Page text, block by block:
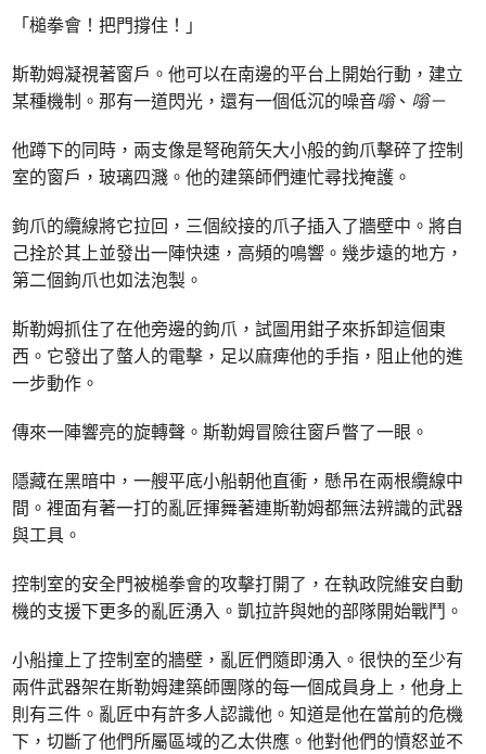
「槌拳會！把門撐住！」
斯勒姆凝視著窗戶。他可以在南邊的平台上開始行動，建立
某種機制。那有一道閃光，還有一個低沉的噪音嗡、 嗡－
他蹲下的同時，兩支像是弩砲箭矢大小般的鉤爪擊碎了控制
室的窗戶，玻璃四濺。他的建築師們連忙尋找掩護。
鉤爪的纜線將它拉回，三個絞接的爪子插入了牆壁中。將自
己拴於其上並發出一陣快速，高頻的鳴響。幾步遠的地方，
第二個鉤爪也如法泡製。
斯勒姆抓住了在他旁邊的鉤爪，試圖用鉗子來拆卸這個東
西。它發出了螫人的電擊，足以麻痺他的手指，阻止他的進
一步動作。
傳來一陣響亮的旋轉聲。斯勒姆冒險往窗戶瞥了一眼。
隱藏在黑暗中，一艘平底小船朝他直衝，懸吊在兩根纜線中
間。裡面有著一打的亂匠揮舞著連斯勒姆都無法辨識的武器
與工具。
控制室的安全門被槌拳會的攻擊打開了，在執政院維安自動
機的支援下更多的亂匠湧入。凱拉許與她的部隊開始戰鬥。
小船撞上了控制室的牆壁，亂匠們隨即湧入。很快的至少有
兩件武器架在斯勒姆建築師團隊的每一個成員身上，他身上
則有三件。亂匠中有許多人認識他。知道是他在當前的危機
下，切斷了他們所屬區域的乙太供應。他對他們的憤怒並不